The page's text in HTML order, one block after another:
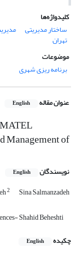
کلیدواژه‌ها
ساختار مدیریتی
تهران
موضوعات
برنامه ریزی شهری
عنوان مقاله English
Management of
نویسندگان English
2 Sina Salmanzadeh
Shahid Beheshti
چکیده
English